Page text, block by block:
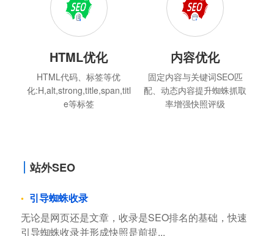
HTML优化
HTML代码、标签等优
化:H,alt,strong,title,span,titl
e等标签
内容优化
固定内容与关键词SEO匹
配、动态内容提升蜘蛛抓取
率增强快照评级
站外SEO
引导蜘蛛收录
无论是网页还是文章，收录是SEO排名的基础，快速
引导蜘蛛收录并形成快照是前提...